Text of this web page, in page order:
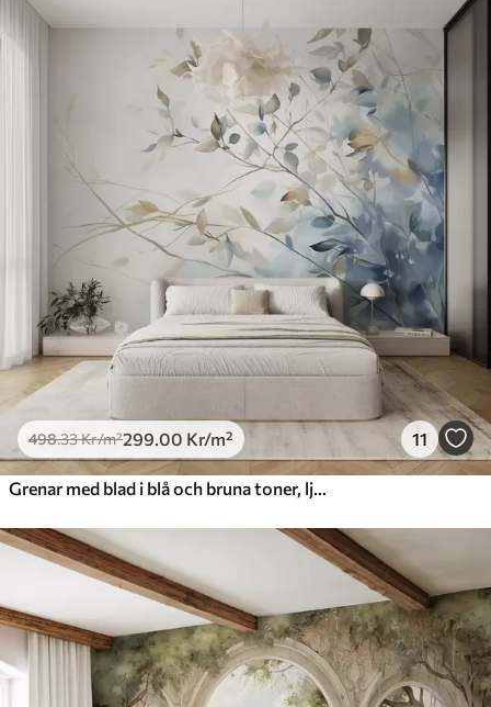
498.33Kr/m²299 .00 Kr/m² 11